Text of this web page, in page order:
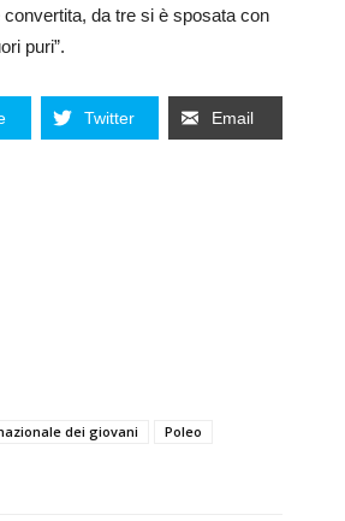
da tre si è sposata con
puri”.
Twitter Email
dei giovani
Poleo